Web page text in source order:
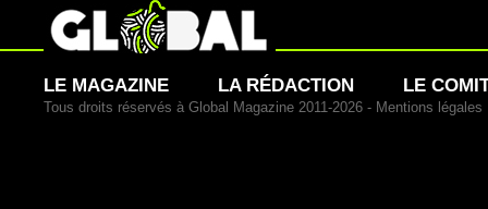
LE MAGAZINE LA RÉDACTION LE
Tous droits réservés à Global Magazine 2011-2026 - Mentions légales